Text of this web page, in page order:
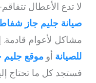
لا تدع الأعطال
صيانة جليم جاز
مشاكل لأعوام
للصيانة أوموقع جليم
فستجد كل ما تحتاج